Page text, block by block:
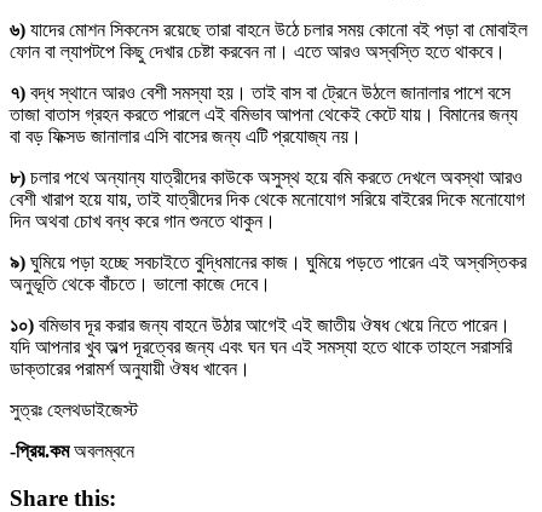
৬) যাদের মোশন সিকনেস রয়েছে তারা বাহনে উঠে চলার সময় কোনো বই পড়া বা মোবাইল
ফোন বা ল্যাপটপে কিছু দেখার চেষ্টা করবেন না। এতে আরও অস্বস্তি হতে থাকবে।
৭) বদ্ধ স্থানে আরও বেশী সমস্যা হয়। তাই বাস বা ট্রেনে উঠলে জানালার পাশে বসে
তাজা বাতাস গ্রহন করতে পারলে এই বমিভাব আপনা থেকেই কেটে যায়। বিমানের জন্য
বা বড় ফিক্সড জানালার এসি বাসের জন্য এটি প্রযোজ্য নয়।
৮) চলার পথে অন্যান্য যাত্রীদের কাউকে অসুস্থ হয়ে বমি করতে দেখলে অবস্থা আরও
বেশী খারাপ হয়ে যায়, তাই যাত্রীদের দিক থেকে মনোযোগ সরিয়ে বাইরের দিকে মনোযোগ
দিন অথবা চোখ বন্ধ করে গান শুনতে থাকুন।
৯) ঘুমিয়ে পড়া হচ্ছে সবচাইতে বুদ্ধিমানের কাজ। ঘুমিয়ে পড়তে পারেন এই অস্বস্তিকর
অনুভূতি থেকে বাঁচতে। ভালো কাজে দেবে।
১০) বমিভাব দূর করার জন্য বাহনে উঠার আগেই এই জাতীয় ঔষধ খেয়ে নিতে পারেন।
যদি আপনার খুব অল্প দূরত্বের জন্য এবং ঘন ঘন এই সমস্যা হতে থাকে তাহলে সরাসরি
ডাক্তারের পরামর্শ অনুযায়ী ঔষধ খাবেন।
সুত্রঃ হেলথডাইজেস্ট
-প্রিয়.কমঅবলম্বনে
Share this: